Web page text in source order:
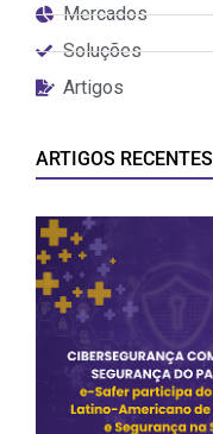
Mercados
Soluções
Artigos
ARTIGOS RECENTES